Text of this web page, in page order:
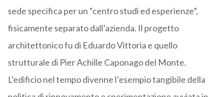
sede specifica per un “centro studi ed esperienze”,
fisicamente separato dall’azienda. Il progetto
architettonico fu di Eduardo Vittoria e quello
strutturale di Pier Achille Caponago del Monte.
L’edificio nel tempo divenne l’esempio tangibile della